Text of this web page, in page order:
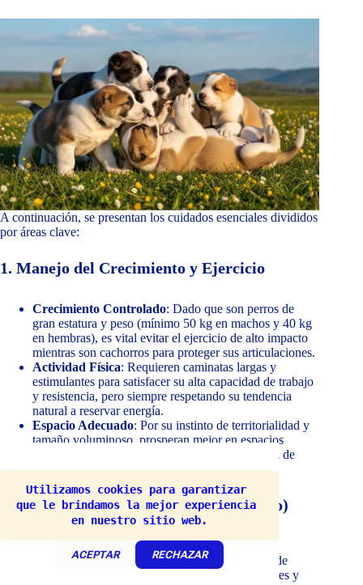
Utilizamos cookies para garantizar
que le brindamos la mejor experiencia
en nuestro sitio web.
ACEPTAR RECHAZAR
A continuación, se presentan los cuidados esenciales divididos
por áreas clave:
1. Manejo del Crecimiento y Ejercicio
Crecimiento Controlado: Dado que son perros de
gran estatura y peso (mínimo 50 kg en machos y 40 kg
en hembras), es vital evitar el ejercicio de alto impacto
mientras son cachorros para proteger sus articulaciones.
Actividad Física: Requieren caminatas largas y
estimulantes para satisfacer su alta capacidad de trabajo
y resistencia, pero siempre respetando su tendencia
natural a reservar energía.
Espacio Adecuado: Por su instinto de territorialidad y
tamaño voluminoso, prosperan mejor en espacios
amplios donde puedan ejercer su función natural de
vigilancia.
2. Socialización y Educación (Prioritario)
Socialización Temprana
: Es imprescindible
exponerlos a diferentes personas y animales desde
jóvenes para canalizar su coraje ante depredadores y